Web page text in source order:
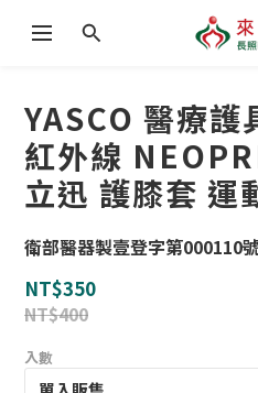
YASCO 醫療
紅外線
立迅 護膝套 運
衛部醫器製壹登字第000110
NT$350
NT$400
入數